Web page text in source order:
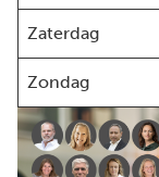
Zaterdag
Zondag